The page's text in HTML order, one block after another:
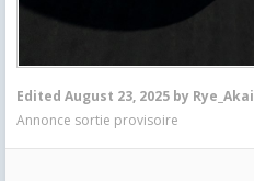
Edited August 23, 2025 by Rye_Akai
Annonce sortie provisoire